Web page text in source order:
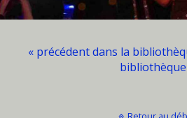
« précédent dans la
bibliothèque